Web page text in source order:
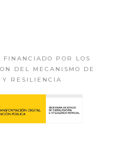
POR LOS
DEL MECANISMO DE
Y RESILIENCIA